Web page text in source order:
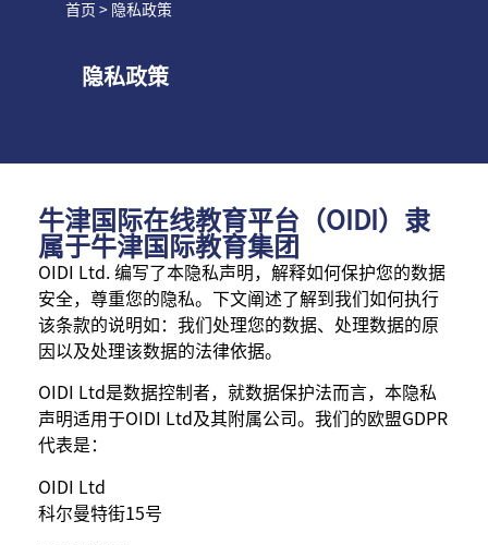
首页 > 隐私政策
隐私政策
牛津国际在线教育平台（OIDI）隶
属于牛津国际教育集团
OIDI Ltd. 编写了本隐私声明，解释如何保护您的数据
安全，尊重您的隐私。下文阐述了解到我们如何执行
该条款的说明如：我们处理您的数据、处理数据的原
因以及处理该数据的法律依据。
OIDI Ltd是数据控制者，就数据保护法而言，本隐私
声明适用于OIDI Ltd及其附属公司。我们的欧盟GDPR
代表是：
OIDI Ltd
科尔曼特街15号